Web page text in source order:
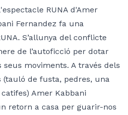
RUNA d'Amer
Fernandez fa una
S’allunya del conflicte
de l’autoficció per dotar
seus moviments. A través dels
de fusta, pedres, una
Amer Kabbani
retorn a casa per guarir-nos